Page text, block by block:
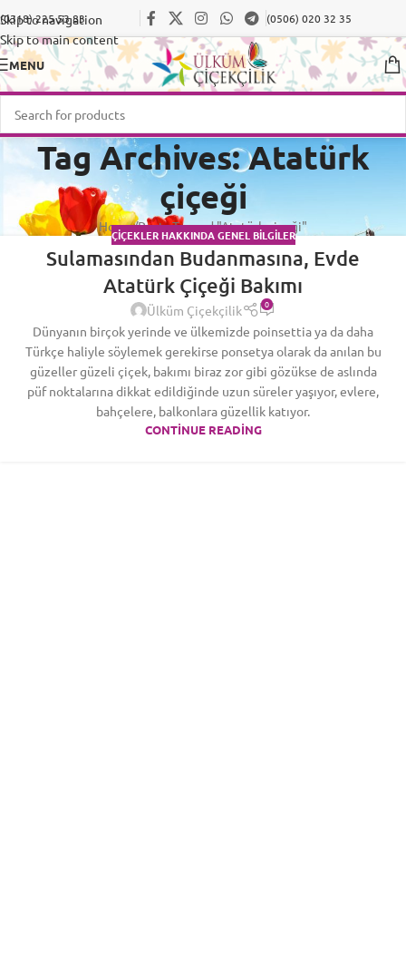
Skip to navigation
Skip to main content
(0318) 225 53 83 (0506) 020 32 35
MENU
Tag Archives: Atatürk
çiçeği
Home Posts Tagged "Atatürk çiçeği"
ÇIÇEKLER HAKKINDA GENEL BILGILER
Sulamasından Budanmasına, Evde
Atatürk Çiçeği Bakımı
Ülküm Çiçekçilik 0
Dünyanın birçok yerinde ve ülkemizde poinsettia ya da daha
Türkçe haliyle söylemek gerekirse ponsetya olarak da anılan bu
güzeller güzeli çiçek, bakımı biraz zor gibi gözükse de aslında
püf noktalarına dikkat edildiğinde uzun süreler yaşıyor, evlere,
bahçelere, balkonlara güzellik katıyor.
CONTINUE READING